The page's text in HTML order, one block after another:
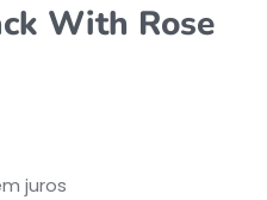
With Rose
juros